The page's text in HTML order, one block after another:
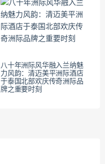
八十年洲际风华融入兰纳魅
力风韵：清迈美平洲际酒店
于泰国北部欢庆传奇洲际品
牌之重要时刻